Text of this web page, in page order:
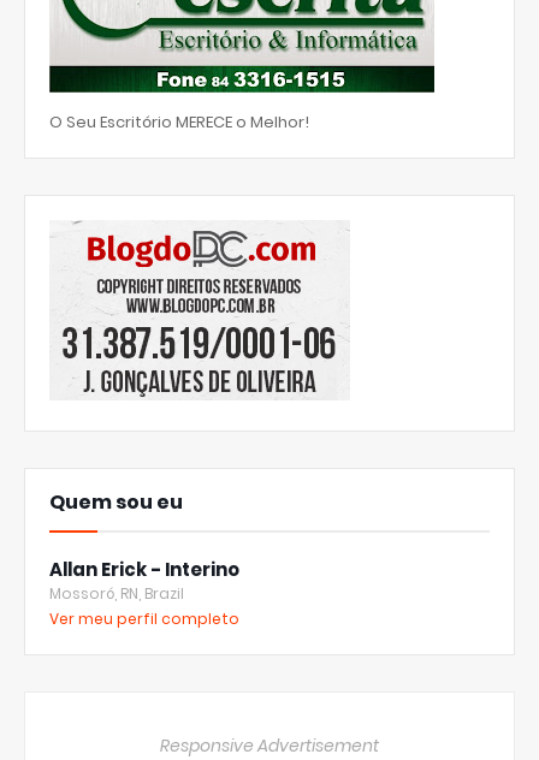
O Seu Escritório MERECE o Melhor!
Quem sou eu
Allan Erick - Interino
Mossoró, RN, Brazil
Ver meu perfil completo
Responsive Advertisement